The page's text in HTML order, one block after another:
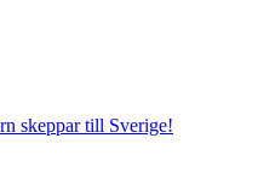
skeppar till Sverige!